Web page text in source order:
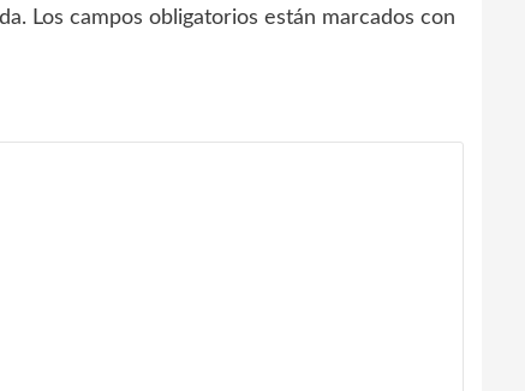
Los campos obligatorios están marcados con